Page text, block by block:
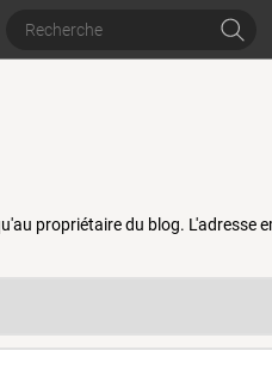
propriétaire du blog. L'adresse